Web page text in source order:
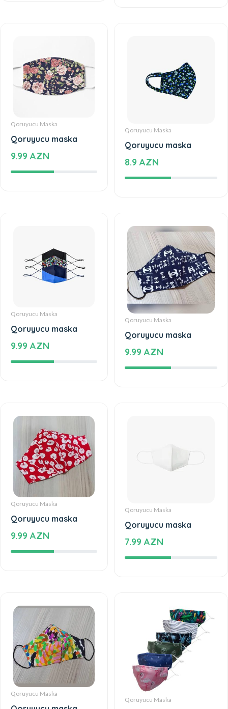
Qoruyucu Maska
Qoruyucu maska
9.99 AZN
Qoruyucu Maska
Qoruyucu maska
8.9 AZN
Qoruyucu Maska
Qoruyucu maska
9.99 AZN
Qoruyucu Maska
Qoruyucu maska
9.99 AZN
Qoruyucu Maska
Qoruyucu maska
9.99 AZN
Qoruyucu Maska
Qoruyucu maska
7.99 AZN
Qoruyucu Maska
Qoruyucu Maska